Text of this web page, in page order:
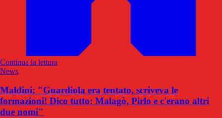
Continua la lettura
News
Maldini: "Guardiola era tentato, scriveva le
formazioni! Dico tutto: Malagò, Pirlo e c'erano altri
due nomi"